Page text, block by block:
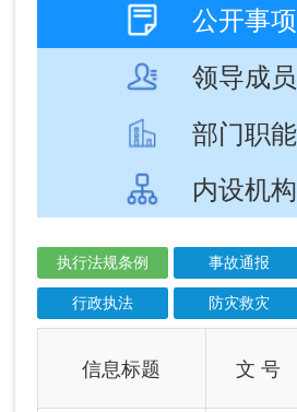
事故通报
防灾救灾
信息标题 文 号
日期
进一步强化标准
引领保障《生产
森林草原防灭火
条例
应急管理部办公
厅关于印发《应